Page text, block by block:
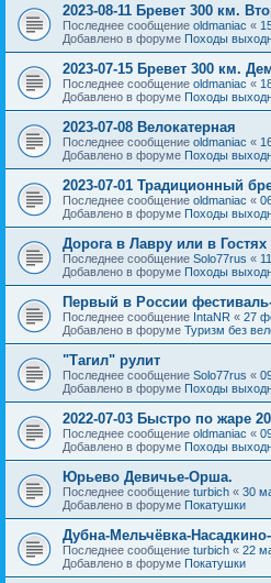
2023-08-11 Бревет 300 км.
Последнее сообщение oldmaniac «
Добавлено в форуме Походы
2023-07-15 Бревет 300 км.
Последнее сообщение oldmaniac «
Добавлено в форуме Походы
2023-07-08 Велокатерная
Последнее сообщение oldmaniac «
Добавлено в форуме Походы
2023-07-01 Традиционный
Последнее сообщение oldmaniac «
Добавлено в форуме Походы
Дорога в Лавру или в Гостях
Последнее сообщение Solo77rus «
Добавлено в форуме Походы
Первый в России
Последнее сообщение IntaNR « 27
Добавлено в форуме Туризм без
"Тагил" рулит
Последнее сообщение Solo77rus «
Добавлено в форуме Походы
2022-07-03 Быстро по жаре
Последнее сообщение oldmaniac «
Добавлено в форуме Походы
Юрьево Девичье-Орша.
Последнее сообщение turbich « 30
Добавлено в форуме Покатушки
Дубна-Мельчёвка-
Последнее сообщение turbich « 22
Добавлено в форуме Покатушки